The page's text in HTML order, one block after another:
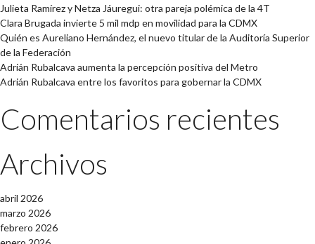
Julieta Ramírez y Netza Jáuregui: otra pareja polémica de la 4T
Clara Brugada invierte 5 mil mdp en movilidad para la CDMX
Quién es Aureliano Hernández, el nuevo titular de la Auditoría Superior
de la Federación
Adrián Rubalcava aumenta la percepción positiva del Metro
Adrián Rubalcava entre los favoritos para gobernar la CDMX
Comentarios recientes
Archivos
abril 2026
marzo 2026
febrero 2026